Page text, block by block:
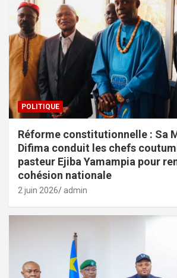
POLITIQUE
Réforme constitutionnelle : Sa
Difima conduit les chefs
pasteur Ejiba Yamampia pour
cohésion nationale
2 juin 2026 admin